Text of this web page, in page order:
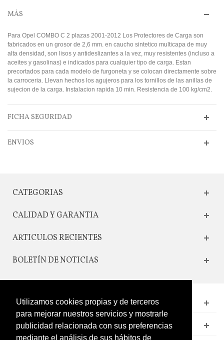
Utilizamos cookies propias y de terceros
para mejorar nuestros servicios y mostrarle
publicidad relacionada con sus preferencias
mediante el análisis de sus hábitos de
MÁS
Para Opel COMBO C 2 plazas 2001-2012 Los Protectores de Carga son
fabricados en un grosor de 2,6 mm. en caucho sintetico multicapa de muy
alta densidad, son lisos y antideslizantes a la vez, muy resistentes (incluso a
aceites y gasolinas) e indicados para cualquier tipo de carga. Estan
precortados para cada modelo de furgoneta y se colocan directamente sobre
la carroceria. Llevan hechos los agujeros para los tornillos de las anillas de
sujecion de la carga. Instalacion rapida 10 min. Resistencia de 100 kg/cm2.
FICHA SEGURIDAD
ENVIOS
CATEGORIAS
CALIDAD Y GARANTIA
ARTICULOS RECIENTES
BOLETÍN DE NOTICIAS
CONTACTO
LEGAL